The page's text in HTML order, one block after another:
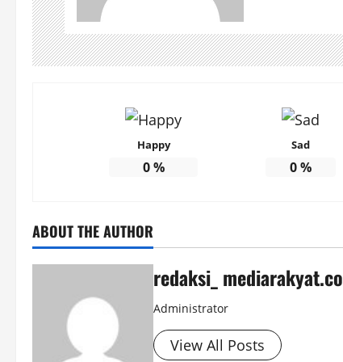
Happy
0%
Sad
0%
ABOUT THE AUTHOR
redaksi_ mediarakyat.co
Administrator
View All Posts